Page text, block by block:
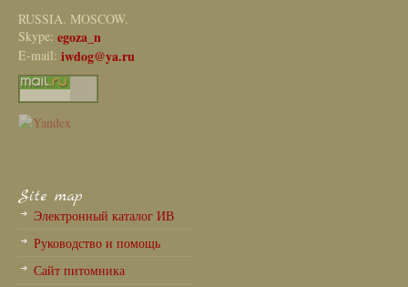
RUSSIA. MOSCOW.
Skype: egoza_n
E-mail: iwdog@ya.ru
Site map
Электронный каталог ИВ
Руководство и помощь
Сайт питомника